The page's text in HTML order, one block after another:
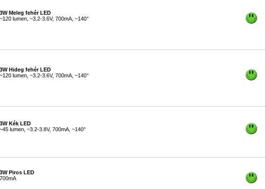
3W Meleg fehér LED
~120 lumen, ~3.2-3.6V, 700mA, ~140°
3W Hideg fehér LED
~120 lumen, ~3.2-3.6V, 700mA, ~140°
3W Kék LED
~45 lumen, ~3.2-3.8V, 700mA, ~140°
3W Piros LED
700mA